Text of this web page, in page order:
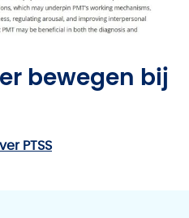
bewegen bij
PTSS